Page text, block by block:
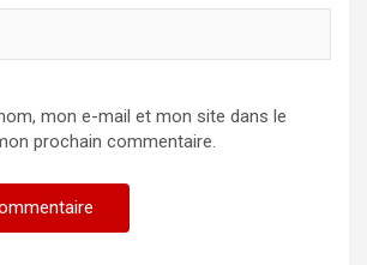
mon e-mail et mon site dans le
prochain commentaire.